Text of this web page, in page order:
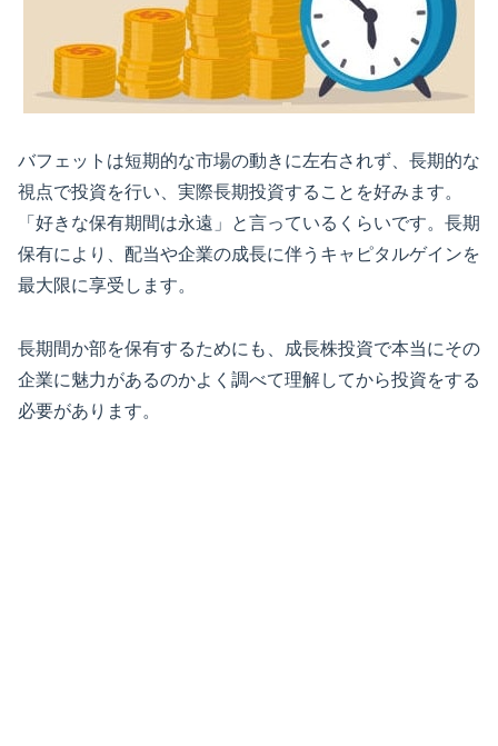
バフェットは短期的な市場の動きに左右されず、長期的な
視点で投資を行い、実際長期投資することを好みます。
「好きな保有期間は永遠」と言っているくらいです。長期
保有により、配当や企業の成長に伴うキャピタルゲインを
最大限に享受します。
長期間か部を保有するためにも、成長株投資で本当にその
企業に魅力があるのかよく調べて理解してから投資をする
必要があります。